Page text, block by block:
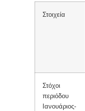
Στοιχεία
Στόχοι
περιόδου
Ιανουάριος-